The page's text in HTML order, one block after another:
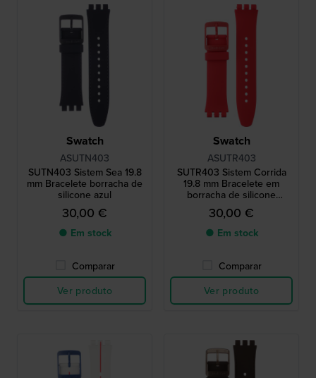
Swatch
ASUTN403
SUTN403 Sistem Sea 19.8
mm Bracelete borracha de
silicone azul
30,00 €
● Em stock
Comparar
Ver produto
Swatch
ASUTR403
SUTR403 Sistem Corrida
19.8 mm Bracelete em
borracha de silicone
vermelha
30,00 €
● Em stock
Comparar
Ver produto